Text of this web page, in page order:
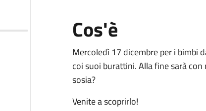
Cos'è
Mercoledì 17 dicembre per i bimbi
coi suoi burattini. Alla fine sarà
sosia?
Venite a scoprirlo!